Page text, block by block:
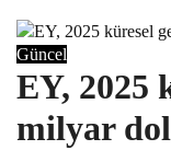
Güncel
EY, 2025
milyar